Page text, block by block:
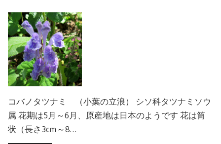
コバノタツナミ （小葉の立浪） シソ科タツナミソウ
属 花期は5月～6月、原産地は日本のようです 花は筒
状（長さ3cm～8…